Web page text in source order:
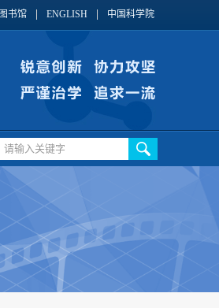
图书馆 ENGLISH 中国科学院